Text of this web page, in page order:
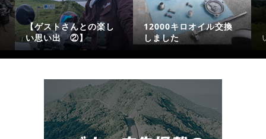
【ゲストさんとの楽し
い思い出 ②】
12000キロオイル交換
しました